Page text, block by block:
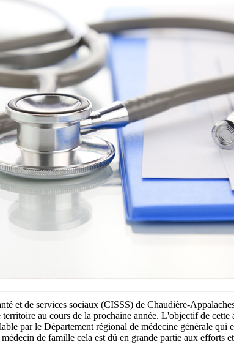
et de services sociaux (CISSS) de Chaudière-
au cours de la prochaine année. L'objectif de
par le Département régional de médecine générale
de famille cela est dû en grande partie aux